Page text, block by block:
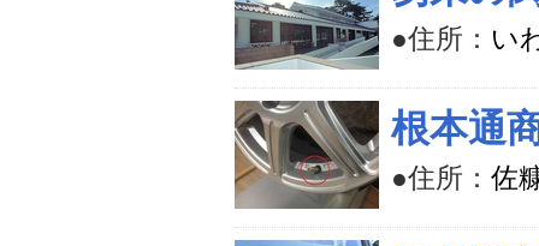
●住所： い
根本通
●住所： 佐